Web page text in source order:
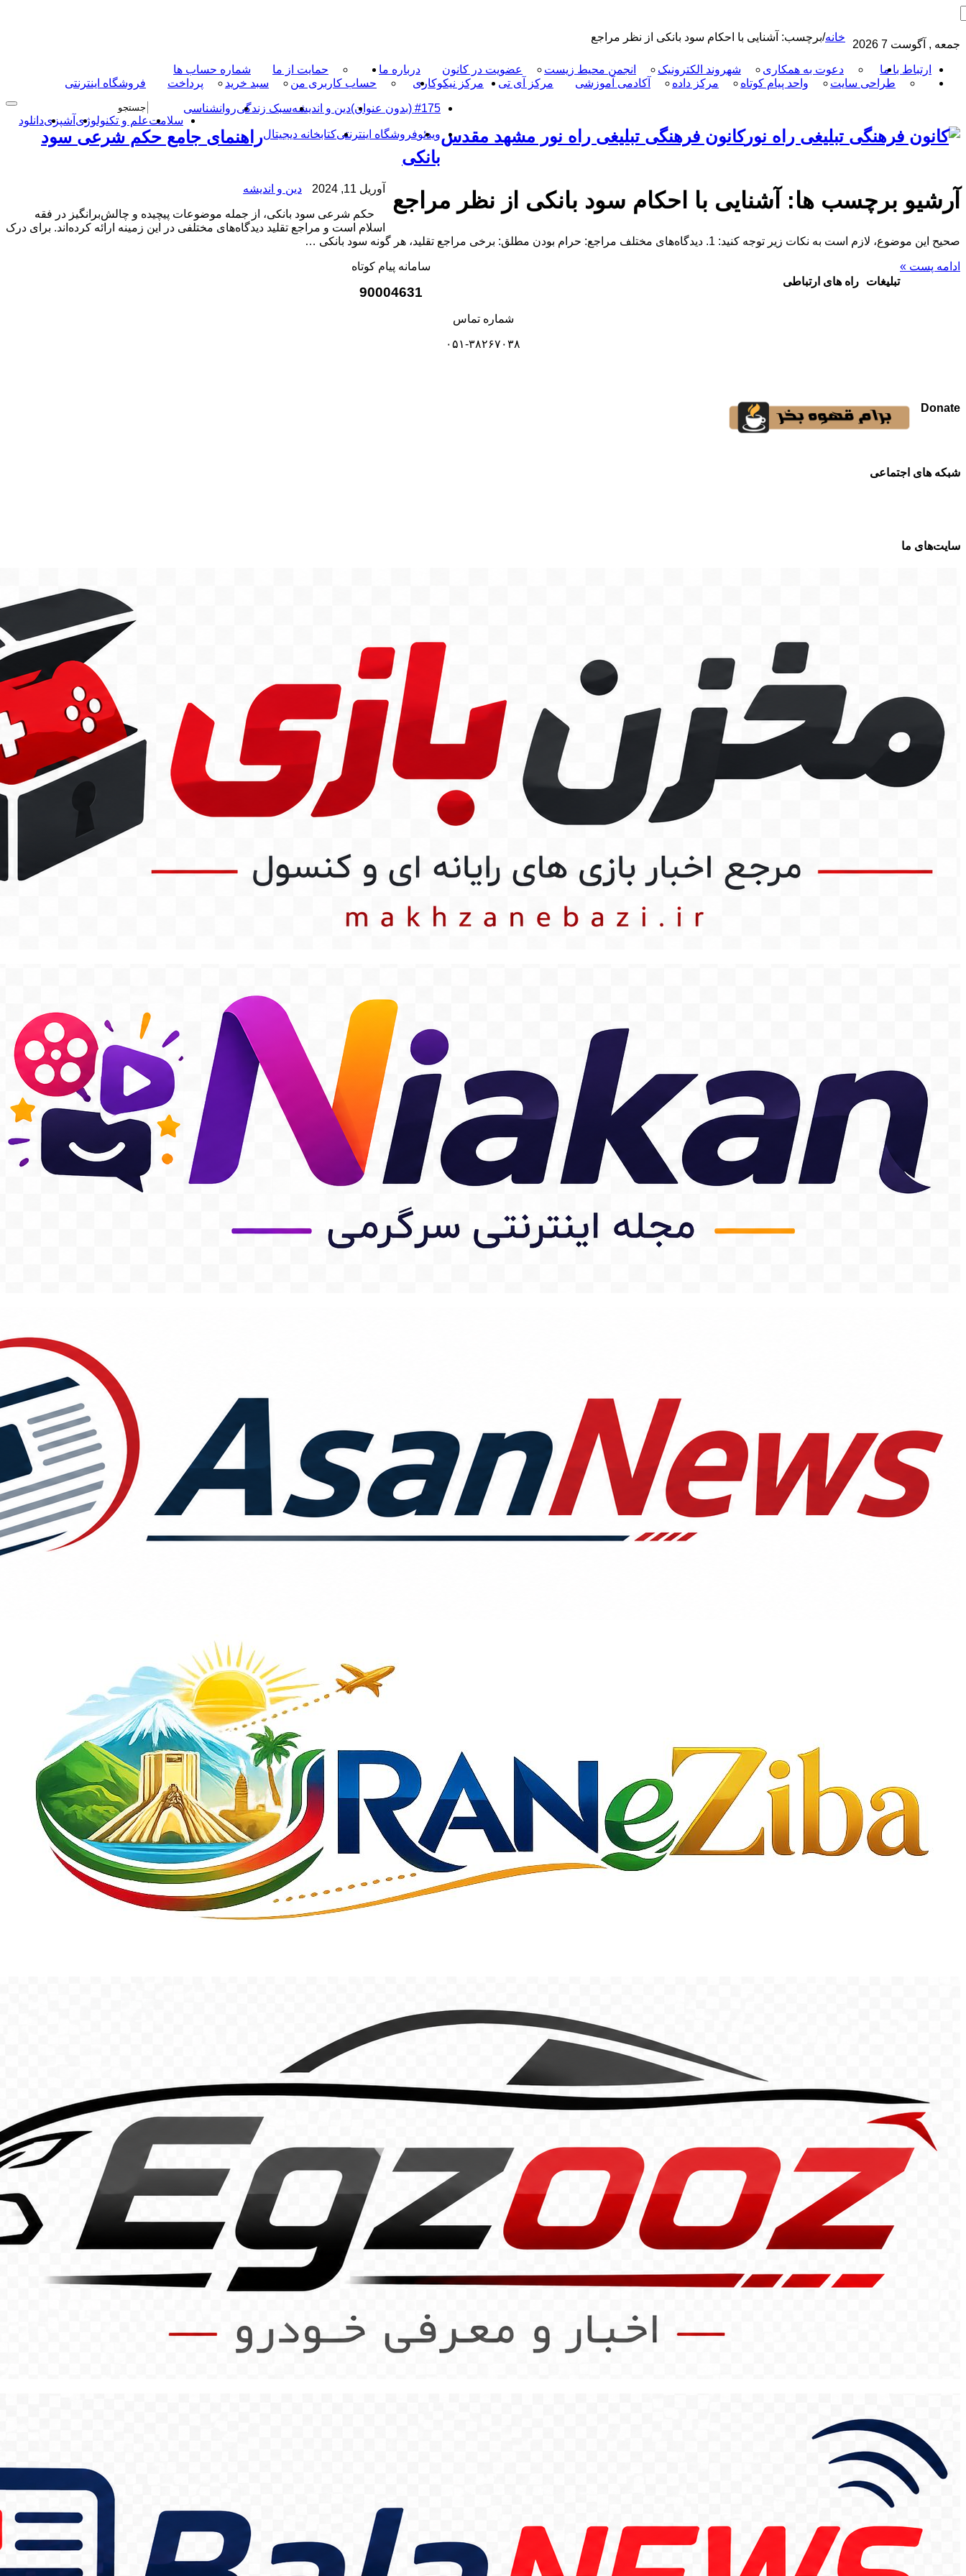
جمعه , آگوست 7 2026
ارتباط با ما درباره ما دعوت به همکاری شهروند الکترونیک انجمن محیط زیست عضویت در کانون شماره حساب ها
حمایت از ما
مرکز آی تی
طراحی سایت واحد پیام کوتاه مرکز داده آکادمی آموزشی مرکز نیکوکاری فروشگاه اینترنتی حساب کاربری من سبد خرید پرداخت
کانون فرهنگی تبلیغی راه نور مشهد مقدس
#175 (بدون عنوان) دین و اندیشهسبک زندگیروانشناسی
سلامتعلم و تکنولوژی آشپزیدانلود
ویدئوفروشگاه اینترنتیکتابخانه دیجیتال
خانه/برچسب: آشنایی با احکام سود بانکی از نظر مراجع
آرشیو برچسب ها: آشنایی با احکام سود بانکی از نظر مراجع
راهنمای جامع حکم شرعی سود
بانکی
آوریل 11, 2024 دین و اندیشه
حکم شرعی سود بانکی، از جمله موضوعات پیچیده و چالش‌برانگیز در فقه
اسلام است و مراجع تقلید دیدگاه‌های مختلفی در این زمینه ارائه کرده‌اند. برای درک
صحیح این موضوع، لازم است به نکات زیر توجه کنید: 1. دیدگاه‌های مختلف مراجع: حرام بودن مطلق: برخی مراجع تقلید، هر گونه سود بانکی …
ادامه پست »
تبلیغات
راه های ارتباطی
سامانه پیام کوتاه
90004631
شماره تماس
۰۵۱-۳۸۲۶۷۰۳۸
Donate
شبکه های اجتماعی
سایت‌های ما